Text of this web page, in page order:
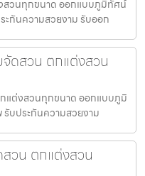
สวนทุกขนาด ออกแบบภูมิทัศน์
ะกันความสวยงาม รับออก
ดสวน ตกแต่งสวน
แต่งสวนทุกขนาด ออกแบบภูมิ
บประกันความสวยงาม
วน ตกแต่งสวน